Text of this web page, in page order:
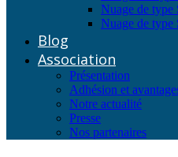
Nuage de type
Nuage de type
Blog
Association
Présentation
Adhésion et
Notre actualité
Presse
Nos partenaires